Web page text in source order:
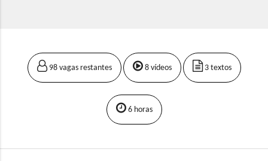
98 vagas restantes 8 vídeos 3 textos
6 horas